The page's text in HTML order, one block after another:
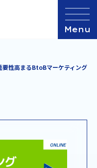
要性高まるBtoBマーケティング